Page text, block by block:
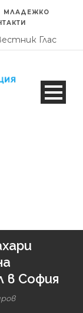
МЛАДЕЖКО
Глас
в София